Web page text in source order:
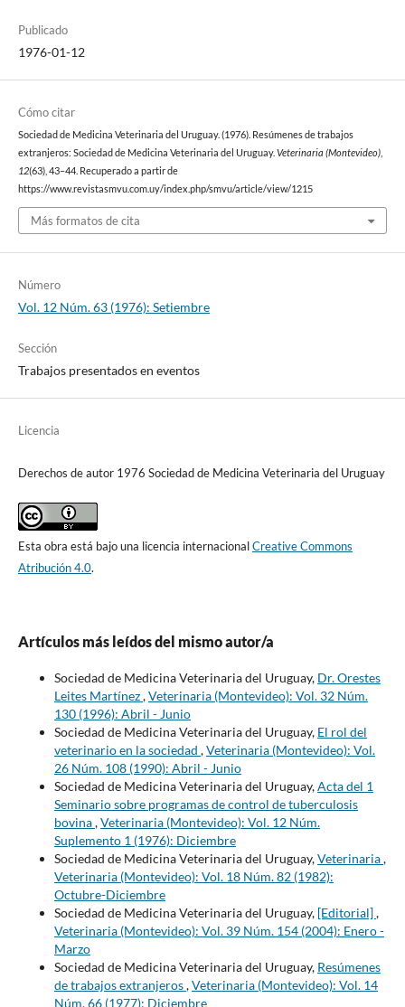
Publicado
1976-01-12
Cómo citar
Sociedad de Medicina Veterinaria del Uruguay. (1976). Resúmenes de trabajos
extranjeros: Sociedad de Medicina Veterinaria del Uruguay. Veterinaria (Montevideo),
12(63), 43–44. Recuperado a partir de
https://www.revistasmvu.com.uy/index.php/smvu/article/view/1215
Más formatos de cita
Número
Vol. 12 Núm. 63 (1976): Setiembre
Sección
Trabajos presentados en eventos
Licencia
Derechos de autor 1976 Sociedad de Medicina Veterinaria del Uruguay
Esta obra está bajo una licencia internacionalCreative Commons
Atribución 4.0.
Artículos más leídos del mismo autor/a
Sociedad de Medicina Veterinaria del Uruguay, Dr. Orestes
Leites Martínez,Veterinaria (Montevideo): Vol. 32 Núm.
130 (1996): Abril - Junio
Sociedad de Medicina Veterinaria del Uruguay, El rol del
veterinario en la sociedad ,Veterinaria (Montevideo): Vol.
26 Núm. 108 (1990): Abril - Junio
Sociedad de Medicina Veterinaria del Uruguay,Acta del 1
Seminario sobre programas de control de tuberculosis
bovina,Veterinaria (Montevideo): Vol. 12 Núm.
Suplemento 1 (1976): Diciembre
Sociedad de Medicina Veterinaria del Uruguay,Veterinaria,
Veterinaria (Montevideo): Vol. 18 Núm. 82 (1982):
Octubre-Diciembre
Sociedad de Medicina Veterinaria del Uruguay, [Editorial],
Veterinaria (Montevideo): Vol. 39 Núm. 154 (2004): Enero -
Marzo
Sociedad de Medicina Veterinaria del Uruguay, Resúmenes
de trabajos extranjeros,Veterinaria (Montevideo): Vol. 14
Núm. 66 (1977): Diciembre